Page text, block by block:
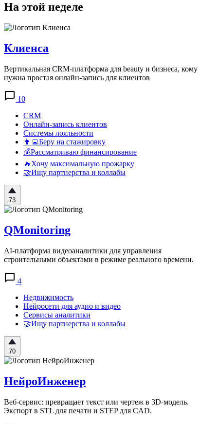
На этой неделе
Клиенса
Вертикальная CRM-платформа для beauty и бизнеса, кому
нужна простая онлайн-запись для клиентов
10
CRM
Онлайн-запись клиентов
Системы лояльности
👨‍💻Беру на стажировку
💰Рассматриваю финансирование
🔥Хочу максимальную прожарку
🤝Ищу партнерства и коллабы
73
QMonitoring
AI-платформа видеоаналитики для управления
строительными объектами в режиме реального времени.
4
Недвижимость
Нейросети для аудио и видео
Сервисы аналитики
🤝Ищу партнерства и коллабы
70
НейроИнженер
Веб-сервис: превращает текст или чертеж в 3D-модель.
Экспорт в STL для печати и STEP для CAD.